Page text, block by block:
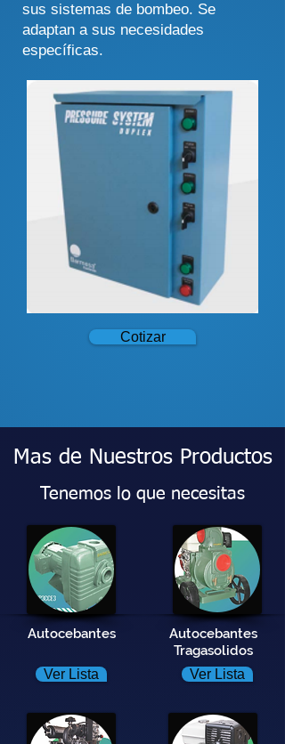
sus sistemas de bombeo. Se
adaptan a sus necesidades
específicas.
Cotizar
Mas de Nuestros Productos
Tenemos lo que necesitas
Autocebantes
Ver Lista
Autocebantes
Tragasolidos
Ver Lista